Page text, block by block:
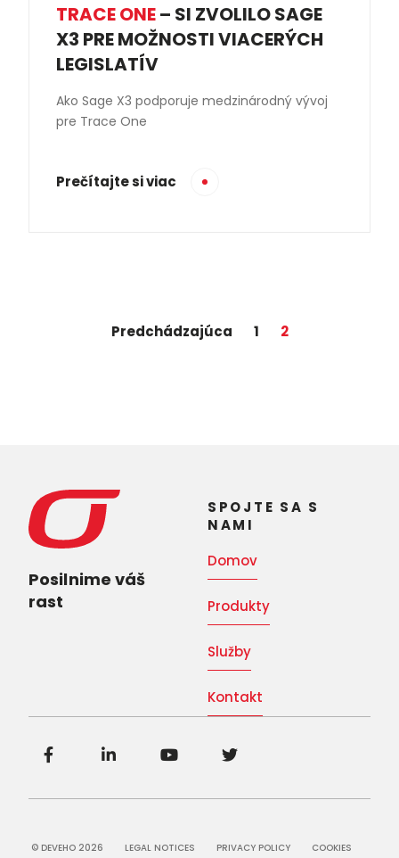
TRACE ONE– SI ZVOLILO SAGE
X3 PRE MOŽNOSTI VIACERÝCH
LEGISLATÍV
Ako Sage X3 podporuje medzinárodný vývoj
pre Trace One
Prečítajte si viac
Predchádzajúca 1 2
Posilnime váš
rast
SPOJTE SA S
NAMI
Domov
Produkty
Služby
Kontakt
© DEVEHO 2026 LEGAL NOTICES PRIVACY POLICY COOKIES